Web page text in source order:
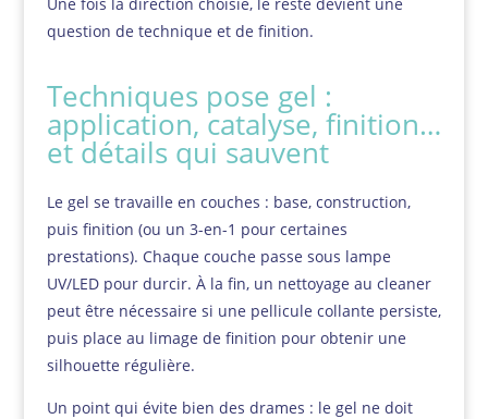
question de technique et de finition.
Techniques pose gel :
application, catalyse, finition…
et détails qui sauvent
Le gel se travaille en couches : base, construction,
puis finition (ou un 3-en-1 pour certaines
prestations). Chaque couche passe sous lampe
UV/LED pour durcir. À la fin, un nettoyage au cleaner
peut être nécessaire si une pellicule collante persiste,
puis place au limage de finition pour obtenir une
silhouette régulière.
Un point qui évite bien des drames : le gel ne doit